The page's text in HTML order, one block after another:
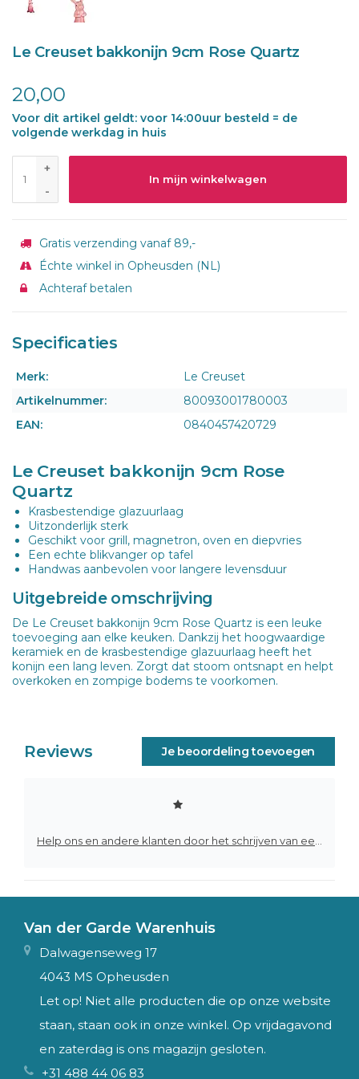
Le Creuset bakkonijn 9cm Rose Quartz
20,00
Voor dit artikel geldt: voor 14:00uur besteld = de
volgende werkdag in huis
+
-
In mijn winkelwagen
Gratis verzending vanaf 89,-
Échte winkel in Opheusden (NL)
Achteraf betalen
Specificaties
Merk:
Le Creuset
Artikelnummer:
80093001780003
EAN:
0840457420729
Le Creuset bakkonijn 9cm Rose
Quartz
Krasbestendige glazuurlaag
Uitzonderlijk sterk
Geschikt voor grill, magnetron, oven en diepvries
Een echte blikvanger op tafel
Handwas aanbevolen voor langere levensduur
Uitgebreide omschrijving
De Le Creuset bakkonijn 9cm Rose Quartz is een leuke
toevoeging aan elke keuken. Dankzij het hoogwaardige
keramiek en de krasbestendige glazuurlaag heeft het
konijn een lang leven. Zorgt dat stoom ontsnapt en helpt
overkoken en zompige bodems te voorkomen.
Reviews Je beoordeling toevoegen
Van der Garde Warenhuis
Dalwagenseweg 17
4043 MS Opheusden
Let op! Niet alle producten die op onze website
staan, staan ook in onze winkel. Op vrijdagavond
en zaterdag is ons magazijn gesloten.
+31 488 44 06 83